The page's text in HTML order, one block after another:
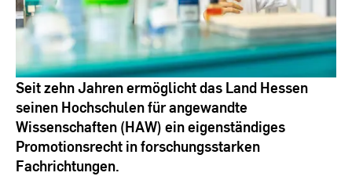
Seit zehn Jahren ermöglicht das Land Hessen
seinen Hochschulen für angewandte
Wissenschaften (HAW) ein eigenständiges
Promotionsrecht in forschungsstarken
Fachrichtungen.